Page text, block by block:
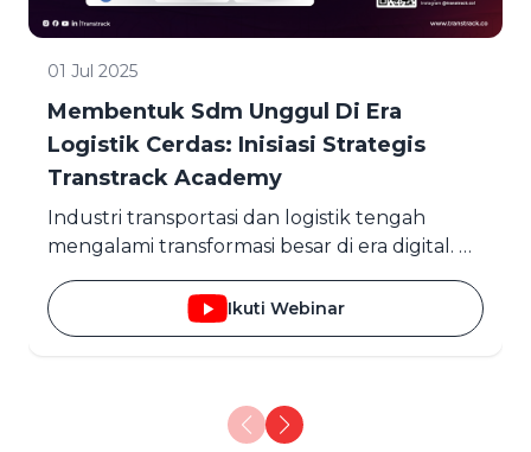
01 Jul 2025
Membentuk Sdm Unggul Di Era
Logistik Cerdas: Inisiasi Strategis
Transtrack Academy
Industri transportasi dan logistik tengah
mengalami transformasi besar di era digital. Di
tengah tuntutan efisiensi, visibilitas real-time,
dan ket...
Ikuti Webinar